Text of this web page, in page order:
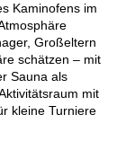
Kaminofens im
Großeltern
schätzen – mit
Sauna als
mit
kleine Turniere